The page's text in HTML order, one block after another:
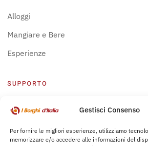
Gestisci Consenso
Per fornire le migliori esperienze, utilizziamo
memorizzare e/o accedere alle informazioni del
Alloggi
Mangiare e Bere
Esperienze
SUPPORTO
Centro Supporto
Leggi Bochure